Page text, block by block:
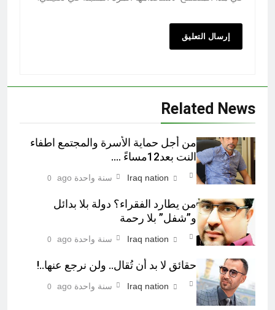
Related News
من أجل حماية الأسرة والمجتمع اطفاء
النت بعد12مساءً ….
Iraq nation سنة واحدة ago 0
من يطارد الفقراء؟ دولة بلا بدائل
و”شفل” بلا رحمة
Iraq nation سنة واحدة ago 0
حقائق لا بد أن تُقال.. ولن نرجع عنها..!
Iraq nation سنة واحدة ago 0